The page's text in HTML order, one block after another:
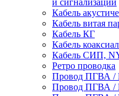
и сигнализации
Кабель
Кабель витая
Кабель КГ
Кабель
Кабель СИП,
Ретро проводка
Провод ПГВА
Провод ПГВА